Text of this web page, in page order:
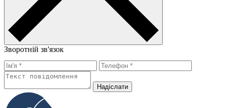
Зворотній зв'язок
Надiслати